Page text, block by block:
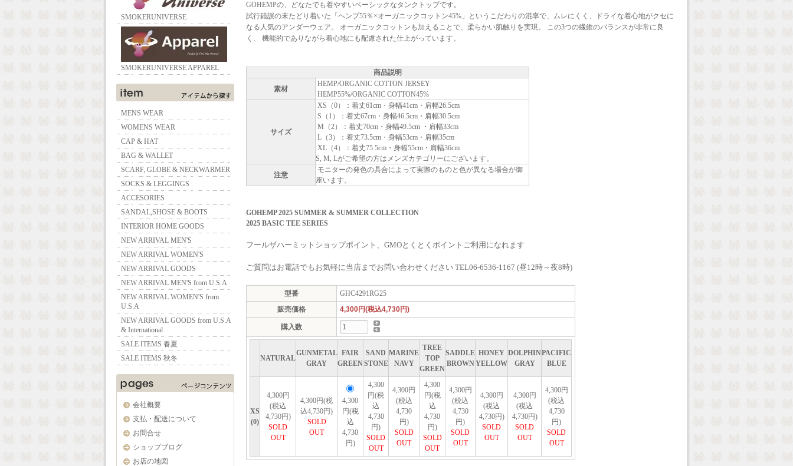
SMOKERUNIVERSE
SMOKERUNIVERSE APPAREL
MENS WEAR
WOMENS WEAR
CAP & HAT
BAG & WALLET
SCARF, GLOBE & NECKWARMER
SOCKS & LEGGINGS
ACCESORIES
SANDAL,SHOSE & BOOTS
INTERIOR HOME GOODS
NEW ARRIVAL MEN'S
NEW ARRIVAL WOMEN'S
NEW ARRIVAL GOODS
NEW ARRIVAL MEN'S from U.S.A
NEW ARRIVAL WOMEN'S from
U.S.A
NEW ARRIVAL GOODS from U.S.A
& International
SALE ITEMS 春夏
SALE ITEMS 秋冬
会社概要
支払・配送について
お問合せ
ショップブログ
お店の地図
GOHEMPの、どなたでも着やすいベーシックなタンクトップです。
試行錯誤の末たどり着いた「ヘンプ55％×オーガニックコットン45%」というこだわりの混率で、ムレにくく、ドライな着心地がクセに
なる人気のアンダーウェア。 オーガニックコットンも加えることで、柔らかい肌触りを実現。 この3つの繊維のバランスが非常に良
く、 機能的でありながら着心地にも配慮された仕上がっています。
商品説明
素材
HEMP/ORGANIC COTTON JERSEY
HEMP55%/ORGANIC COTTON45%
サイズ
XS（0）：着丈61cm・身幅41cm・肩幅26.5cm
S（1）：着丈67cm・身幅46.5cm・肩幅30.5cm
M（2）：着丈70cm・身幅49.5cm ・肩幅33cm
L（3）：着丈73.5cm・身幅53cm・肩幅35cm
XL（4）：着丈75.5cm・身幅55cm・肩幅36cm
S, M, Lがご希望の方はメンズカテゴリーにございます。
注意
モニターの発色の具合によって実際のものと色が異なる場合が御
座います。
GOHEMP 2025 SUMMER & SUMMER COLLECTION
2025 BASIC TEE SERIES
フールザハーミットショップポイント、GMOとくとくポイントご利用になれます
ご質問はお電話でもお気軽に当店までお問い合わせください TEL06-6536-1167 (昼12時～夜8時)
型番
GHC4291RG25
販売価格
4,300円(税込4,730円)
購入数
NATURAL
GUNMETAL
GRAY
FAIR
GREEN
SAND
STONE
MARINE
NAVY
TREE
TOP
GREEN
SADDLE
BROWN
HONEY
YELLOW
DOLPHIN
GRAY
PACIFIC
BLUE
XS
(0)
4,300円
(税込
4,730円)
SOLD
OUT
4,300円(税
込4,730円)
SOLD
OUT
4,300
円(税
込
4,730
円)
4,300
円(税
込
4,730
円)
SOLD
OUT
4,300円
(税込
4,730
円)
SOLD
OUT
4,300
円(税
込
4,730
円)
SOLD
OUT
4,300円
(税込
4,730
円)
SOLD
OUT
4,300円
(税込
4,730円)
SOLD
OUT
4,300円
(税込
4,730円)
SOLD
OUT
4,300円
(税込
4,730
円)
SOLD
OUT